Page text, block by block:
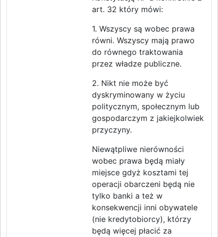
art. 32 który mówi:
1. Wszyscy są wobec prawa
równi. Wszyscy mają prawo
do równego traktowania
przez władze publiczne.
2. Nikt nie może być
dyskryminowany w życiu
politycznym, społecznym lub
gospodarczym z jakiejkolwiek
przyczyny.
Niewątpliwe nierówności
wobec prawa będą miały
miejsce gdyż kosztami tej
operacji obarczeni będą nie
tylko banki a też w
konsekwencji inni obywatele
(nie kredytobiorcy), którzy
będą więcej płacić za